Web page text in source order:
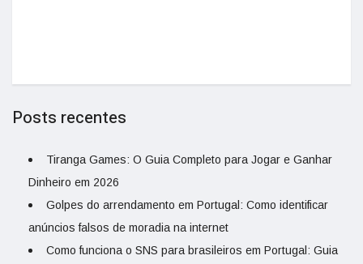
Posts recentes
Tiranga Games: O Guia Completo para Jogar e Ganhar
Dinheiro em 2026
Golpes do arrendamento em Portugal: Como identificar
anúncios falsos de moradia na internet
Como funciona o SNS para brasileiros em Portugal: Guia